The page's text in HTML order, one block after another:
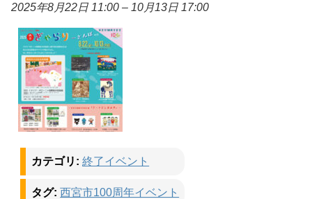
2025年8月22日 11:00 – 10月13日 17:00
カテゴリ: 終了イベント
タグ: 西宮市100周年イベント